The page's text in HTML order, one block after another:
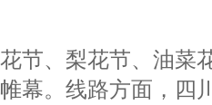
、梨花节、油菜
幕。线路方面，四